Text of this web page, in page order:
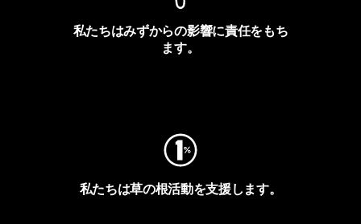
私たちはみずからの影響に責任をもち
ます。
私たちは草の根活動を支援します。